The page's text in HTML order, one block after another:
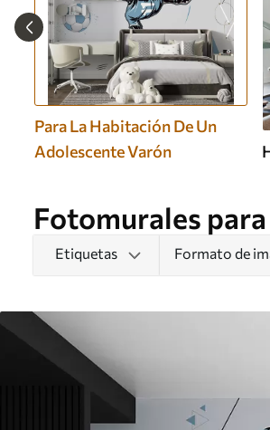
Para La Habitación De Un
Adolescente Varón
Fotomurales
Etiquetas Formato de